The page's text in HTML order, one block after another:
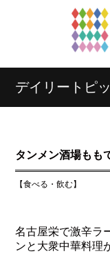
デイリートピ
タンメン酒場もも
【食べる・飲む】
名古屋栄で激辛ラ
ンと大衆中華料理